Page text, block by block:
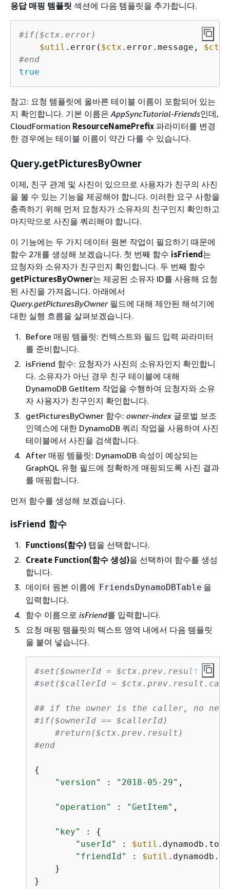
응답 매핑 템플릿 섹션에 다음 템플릿을 추가합니다.
#if($ctx.error)
$util .error( $ctx .error.message, $ctx
#end
true
참고: 요청 템플릿에 올바른 테이블 이름이 포함되어 있는
지 확인합니다. 기본 이름은AppSyncTutorial-Friends인데,
CloudFormation ResourceNamePrefix 파라미터를 변경
한 경우에는 테이블 이름이 약간 다를 수 있습니다.
Query.getPicturesByOwner
이제, 친구 관계 및 사진이 있으므로 사용자가 친구의 사진
을 볼 수 있는 기능을 제공해야 합니다. 이러한 요구 사항을
충족하기 위해 먼저 요청자가 소유자의 친구인지 확인하고
마지막으로 사진을 쿼리해야 합니다.
이 기능에는 두 가지 데이터 원본 작업이 필요하기 때문에
함수 2개를 생성해 보겠습니다. 첫 번째 함수 isFriend 는
요청자와 소유자가 친구인지 확인합니다. 두 번째 함수
getPicturesByOwner는 제공된 소유자 ID를 사용해 요청
된 사진을 가져옵니다. 아래에서
Query.getPicturesByOwner필드에 대해 제안된 해석기에
대한 실행 흐름을 살펴보겠습니다.
Before 매핑 템플릿: 컨텍스트와 필드 입력 파라미터
를 준비합니다.
isFriend 함수: 요청자가 사진의 소유자인지 확인합니
다. 소유자가 아닌 경우 친구 테이블에 대해
DynamoDB GetItem 작업을 수행하여 요청자와 소유
자 사용자가 친구인지 확인합니다.
getPicturesByOwner 함수: owner-index 글로벌 보조
인덱스에 대한 DynamoDB 쿼리 작업을 사용하여 사진
테이블에서 사진을 검색합니다.
After 매핑 템플릿: DynamoDB 속성이 예상되는
GraphQL 유형 필드에 정확하게 매핑되도록 사진 결과
를 매핑합니다.
먼저 함수를 생성해 보겠습니다.
isFriend 함수
Functions(함수) 탭을 선택합니다.
Create Function(함수 생성)을 선택하여 함수를 생성
합니다.
데이터 원본 이름에 FriendsDynamoDBTable 을
입력합니다.
함수 이름으로 isFriend를 입력합니다.
요청 매핑 템플릿의 텍스트 영역 내에서 다음 템플릿
을 붙여 넣습니다.
#set($ownerId =
#set($callerId =
## if the owner is the caller, no need
#if($ownerId == $callerId)
#return($ctx.prev.result)
#end
{
"version"
: "2018-05-29" ,
"operation" : "GetItem" ,
"key" : {
"userId"
: $util
"friendId"
: $util
    }
}